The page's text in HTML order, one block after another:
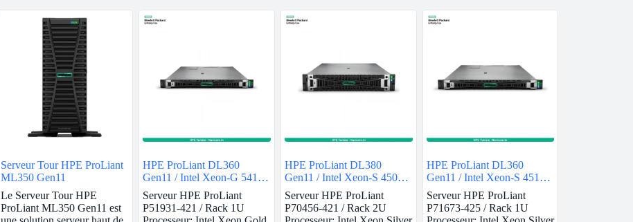
Serveur Tour HPE ProLiant
ML350 Gen11
Le Serveur Tour HPE
ProLiant ML350 Gen11 est
HPE ProLiant DL360
Gen11 / Intel Xeon-G 5416S
/ 32GB
Serveur HPE ProLiant
P51931-421 / Rack 1U
HPE ProLiant DL380
Gen11 / Intel Xeon-S 4509Y
/ 32GB
Serveur HPE ProLiant
P70456-421 / Rack 2U
HPE ProLiant DL360
Gen11 / Intel Xeon-S 4510 /
64GB
Serveur HPE ProLiant
P71673-425 / Rack 1U